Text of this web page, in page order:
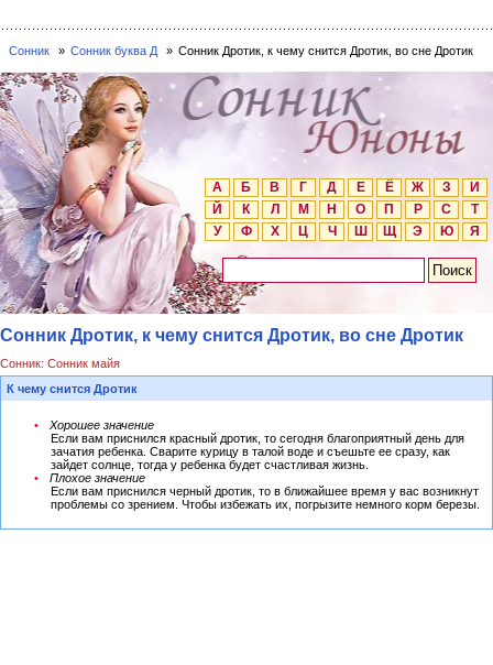
Сонник Сонник буква Д Сонник Дротик, к чему снится Дротик, во сне Дротик
А Б В Г Д Е Ё Ж З
И
Й
К Л М Н О П Р С
Т
У
Ф Х Ц Ч Ш Щ Э Ю Я
Сонник Дротик, к чему снится Дротик, во сне Дротик
Сонник: Сонник майя
К чему снится Дротик
Хорошее значение
Если вам приснился красный дротик, то сегодня благоприятный день для
зачатия ребенка. Сварите курицу в талой воде и съешьте ее сразу, как
зайдет солнце, тогда у ребенка будет счастливая жизнь.
Плохое значение
Если вам приснился черный дротик, то в ближайшее время у вас возникнут
проблемы со зрением. Чтобы избежать их, погрызите немного корм березы.